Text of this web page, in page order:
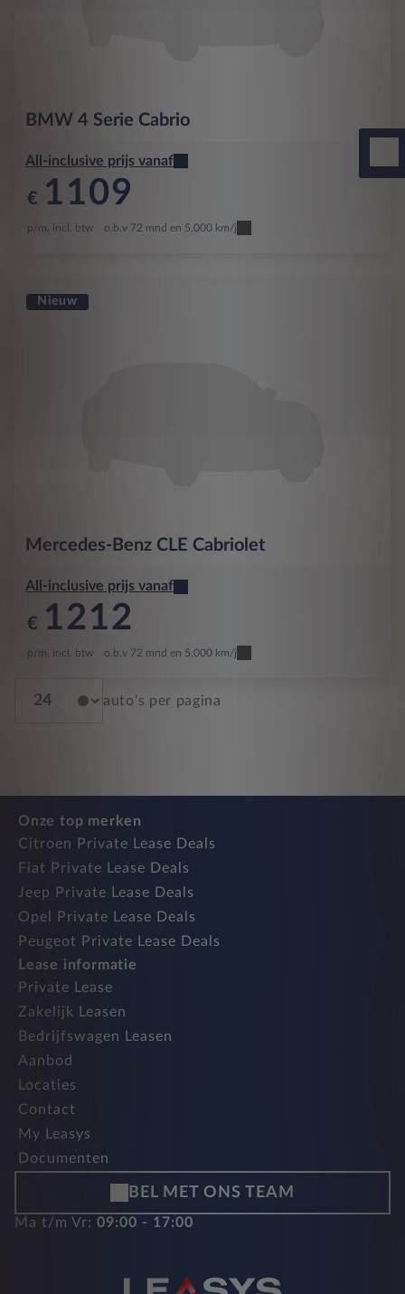
BMW 4 Serie Cabrio
All-inclusive prijs vanaf
€ 1109
p/m. incl. btw o.b.v 72 mnd en 5,000 km/j
Nieuw
Mercedes-Benz CLE Cabriolet
All-inclusive prijs vanaf
€ 1212
p/m. incl. btw o.b.v 72 mnd en 5,000 km/j
auto's per pagina
Onze top merken
Citroen Private Lease Deals
Fiat Private Lease Deals
Jeep Private Lease Deals
Opel Private Lease Deals
Peugeot Private Lease Deals
Lease informatie
Private Lease
Zakelijk Leasen
Bedrijfswagen Leasen
Aanbod
Locaties
Contact
My Leasys
Documenten
BEL MET ONS TEAM
Ma t/m Vr: 09:00 - 17:00